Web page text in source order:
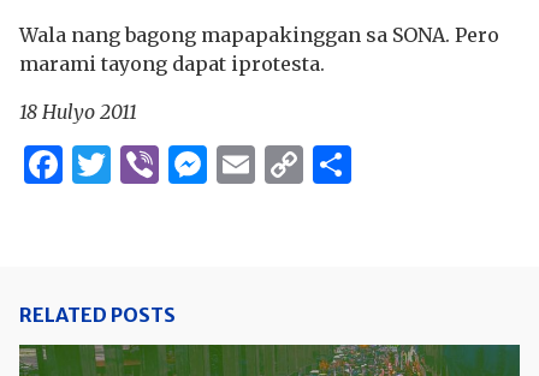
Wala nang bagong mapapakinggan sa SONA. Pero
marami tayong dapat iprotesta.
18 Hulyo 2011
Facebook
Twitter
ViberMessenger
Email
Copy
RELATED POSTS